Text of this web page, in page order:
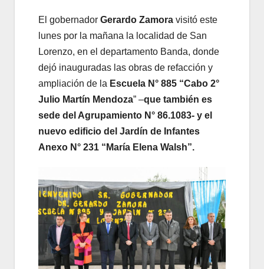
El gobernador Gerardo Zamora visitó este
lunes por la mañana la localidad de San
Lorenzo, en el departamento Banda, donde
dejó inauguradas las obras de refacción y
ampliación de la Escuela N° 885 “Cabo 2°
Julio Martín Mendoza” –que también es
sede del Agrupamiento N° 86.1083- y el
nuevo edificio del Jardín de Infantes
Anexo N° 231 “María Elena Walsh”.